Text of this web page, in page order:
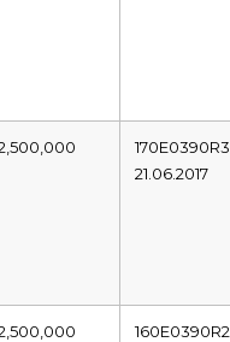
21.06.2017